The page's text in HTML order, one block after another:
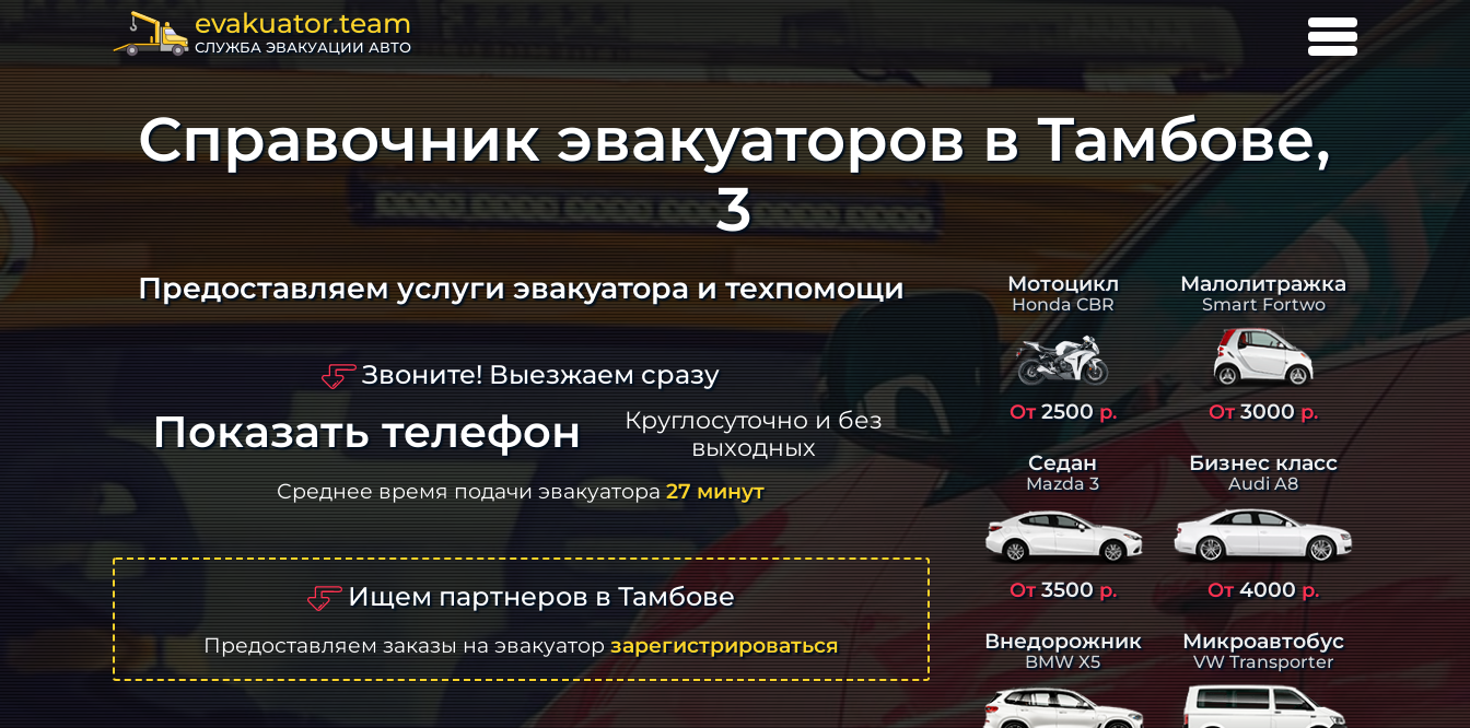
evakuator.team
СЛУЖБА ЭВАКУАЦИИ АВТО
Справочник эвакуаторов в Тамбове,
3
Предоставляем услуги эвакуатора и техпомощи
Звоните! Выезжаем сразу
Показать телефон
Круглосуточно и без
выходных
Среднее время подачи эвакуатора27 минут
Ищем партнеров в Тамбове
Предоставляем заказы на эвакуаторзарегистрироваться
Мотоцикл
Honda CBR
От2500р.
Малолитражка
Smart Fortwo
От3000р.
Седан
Mazda 3
От3500р.
Бизнес класс
Audi A8
От4000р.
Внедорожник
BMW X5
Микроавтобус
VW Transporter